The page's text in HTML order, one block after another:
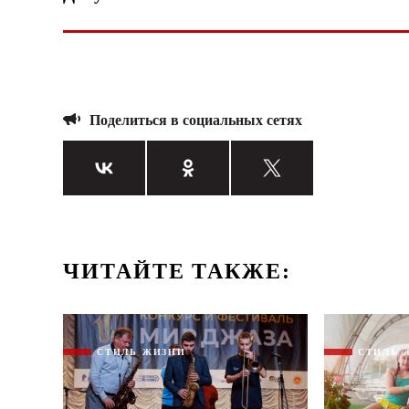
Поделиться в социальных сетях
ЧИТАЙТЕ ТАКЖЕ:
СТИЛЬ ЖИЗНИ СТИЛЬ